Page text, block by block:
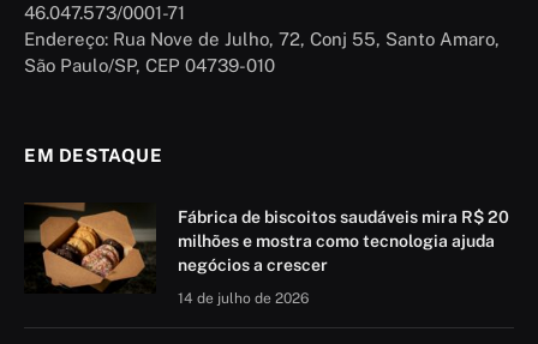
46.047.573/0001-71
Endereço: Rua Nove de Julho, 72, Conj 55, Santo Amaro,
São Paulo/SP, CEP 04739-010
EM DESTAQUE
Fábrica de biscoitos saudáveis mira R$ 20
milhões e mostra como tecnologia ajuda
negócios a crescer
14 de julho de 2026